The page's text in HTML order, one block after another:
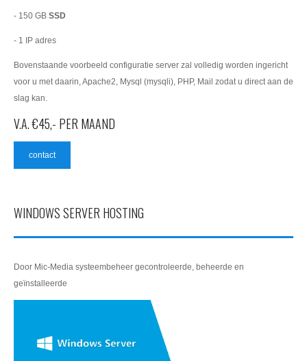
- 150 GB SSD
- 1 IP adres
Bovenstaande voorbeeld configuratie server zal volledig worden ingericht
voor u met daarin, Apache2, Mysql (mysqli), PHP, Mail zodat u direct aan de
slag kan.
V.A. €45,- PER MAAND
contact
WINDOWS SERVER HOSTING
Door Mic-Media systeembeheer gecontroleerde, beheerde en
geïnstalleerde